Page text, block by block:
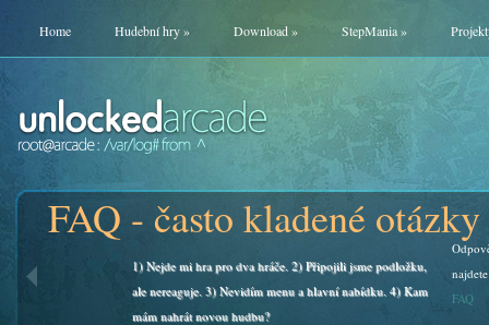
Home Hudební hry» Download» StepMania»
FAQ - často kladené otázky
1) Nejde mi hra pro dva hráče. 2) Připojili jsme podložku,
ale nereaguje. 3) Nevidím menu a hlavní nabídku. 4) Kam
mám nahrát novou hudbu?
FAQ